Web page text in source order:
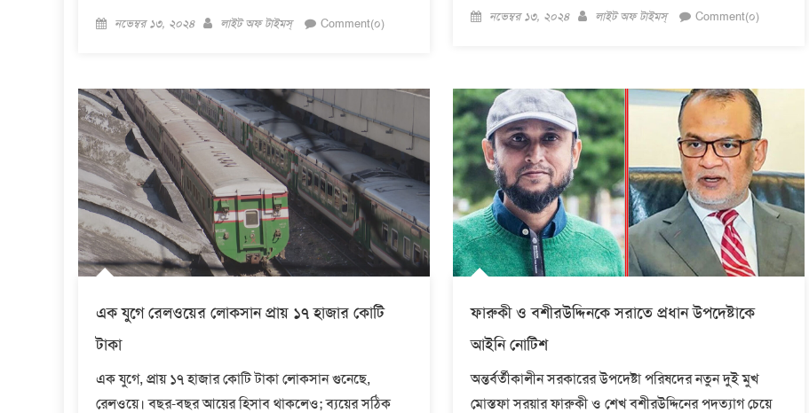
Posted
নভেম্বর ১৩, ২০২৪ Author
লাইট অফ টাইমস্ Comment(০)
Posted
নভেম্বর ১৩, ২০২৪ Author
লাইট অফ টাইমস্ Comment(০)
এক যুগে রেলওয়ের লোকসান প্রায় ১৭ হাজার কোটি
টাকা
এক যুগে, প্রায় ১৭ হাজার কোটি টাকা লোকসান গুনেছে,
রেলওয়ে। বছর-বছর আয়ের হিসাব থাকলেও; ব্যয়ের সঠিক
ফারুকী ও বশীরউদ্দিনকে সরাতে প্রধান উপদেষ্টাকে
আইনি নোটিশ
অন্তর্বর্তীকালীন সরকারের উপদেষ্টা পরিষদের নতুন দুই মুখ
মোস্তফা সরয়ার ফারুকী ও শেখ বশীরউদ্দিনের পদত্যাগ চেয়ে